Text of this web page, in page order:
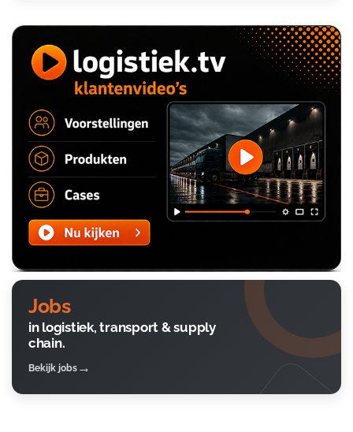
Jobs
in logistiek, transport & supply
chain.
Bekijk jobs